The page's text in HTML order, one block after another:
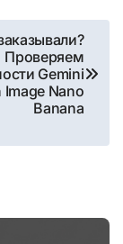
Проверяем
Gemini
Image Nano
Banana